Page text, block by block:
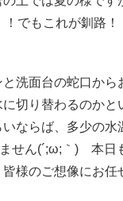
でもこれが釧路
洗面台の蛇口か
切り替わるのか
ならば、多少の
せん(´;ω;｀) 本日
様のご想像にお任